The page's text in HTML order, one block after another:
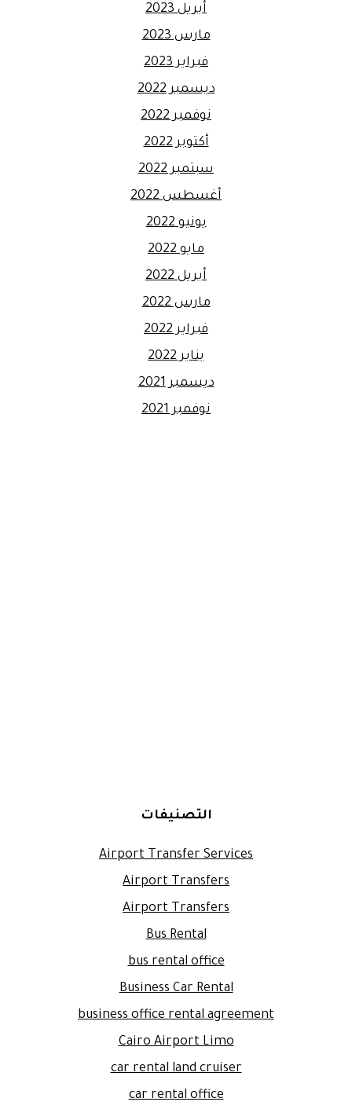
أبريل 2023
مارس 2023
فبراير 2023
ديسمبر 2022
نوفمبر 2022
أكتوبر 2022
سبتمبر 2022
أغسطس 2022
يونيو 2022
مايو 2022
أبريل 2022
مارس 2022
فبراير 2022
يناير 2022
ديسمبر 2021
نوفمبر 2021
التصنيفات
Airport Transfer Services
Airport Transfers
Airport Transfers
Bus Rental
bus rental office
Business Car Rental
business office rental agreement
Cairo Airport Limo
car rental land cruiser
car rental office